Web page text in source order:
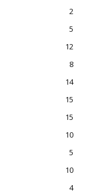
2
5
12
8
14
15
15
10
5
10
4